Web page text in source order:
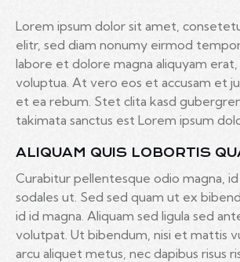
Lorem ipsum dolor sit amet,
elitr, sed diam nonumy eirmod
labore et dolore magna aliquyam erat,
voluptua. At vero eos et accusam et
et ea rebum. Stet clita kasd
takimata sanctus est Lorem ipsum
ALIQUAM QUIS LOBORTIS
Curabitur pellentesque odio magna, id
sodales ut. Sed sed quam ut ex
id id magna. Aliquam sed ligula sed
volutpat. Ut bibendum, nisi et mattis
arcu aliquet metus, nec dapibus risus